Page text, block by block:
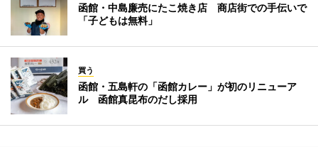
函館・中島廉売にたこ焼き店 商店街での手伝いで
「子どもは無料」
買う
函館・五島軒の「函館カレー」が初のリニューア
ル 函館真昆布のだし採用